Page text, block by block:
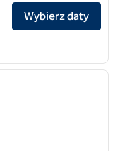
Seychelles, LXR Hotels
Wybierz daty